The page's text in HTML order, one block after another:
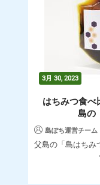
3月 30, 2023
はちみつ食べ
島の
島ぽち運営チーム
父島の「島はちみ